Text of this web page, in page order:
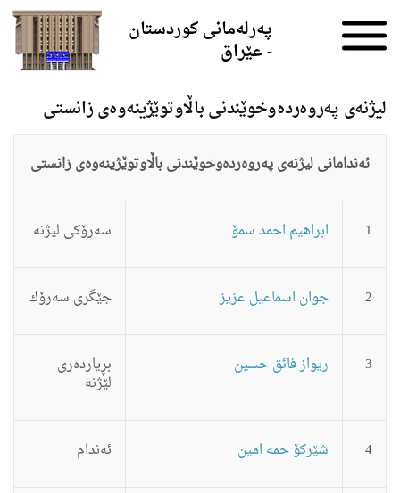
پەرلەمانی کوردستان
- عێراق
لیژنه‌ى په‌روه‌رده‌وخوێندنى باڵاوتوێژینه‌وه‌ى زانستى
ئەندامانی لیژنه‌ىپه‌روه‌رده‌وخوێندنىباڵاوتوێژینه‌وه‌ىزانستى
1 ابراهیم احمد سمۆ سه‌رۆكى لیژنه‌
2 جوان اسماعیل عزیز جێگرى سه‌رۆك
3 ریواز فائق حسین بڕیاردەری
لێژنە
4 شێركۆ حمه‌ امین ئه‌ندام